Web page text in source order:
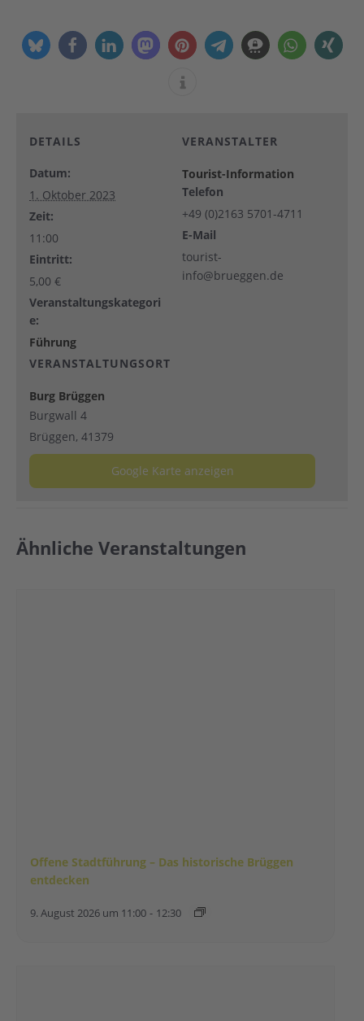
DETAILS
Datum:
1. Oktober 2023
Zeit:
11:00
Eintritt:
5,00 €
Veranstaltungskategori
e:
Führung
VERANSTALTUNGSORT
Burg Brüggen
Burgwall 4
Brüggen, 41379
Google Karte anzeigen
VERANSTALTER
Tourist-Information
Telefon
+49 (0)2163 5701-4711
E-Mail
tourist-
info@brueggen.de
Ähnliche Veranstaltungen
Offene Stadtführung – Das historische Brüggen
entdecken
9. August 2026 um 11:00 - 12:30